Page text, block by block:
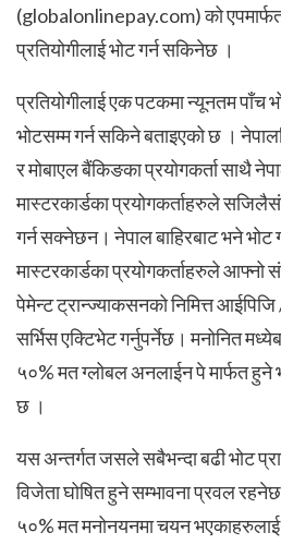
(globalonlinepay.com) को
प्रतियोगीलाई भोट गर्न सकिनेछ ।
प्रतियोगीलाई एक पटकमा न्यूनतम पाँच
भोटसम्म गर्न सकिने बताइएको छ ।
र मोबाएल बैंकिङका प्रयोगकर्ता साथै
मास्टरकार्डका प्रयोगकर्ताहरुले
गर्न सक्नेछन। नेपाल बाहिरबाट भने भोट
मास्टरकार्डका प्रयोगकर्ताहरुले आफ्नो
पेमेन्ट ट्रान्ज्याकसनको निमित्त
सर्भिस एक्टिभेट गर्नुपर्नेछ। मनोनित
५०% मत ग्लोबल अनलाईन पे मार्फत हुने
छ ।
यस अन्तर्गत जसले सबैभन्दा बढी भोट
विजेता घोषित हुने सम्भावना प्रवल
५०% मत मनोनयनमा चयन भएकाहरुलाई